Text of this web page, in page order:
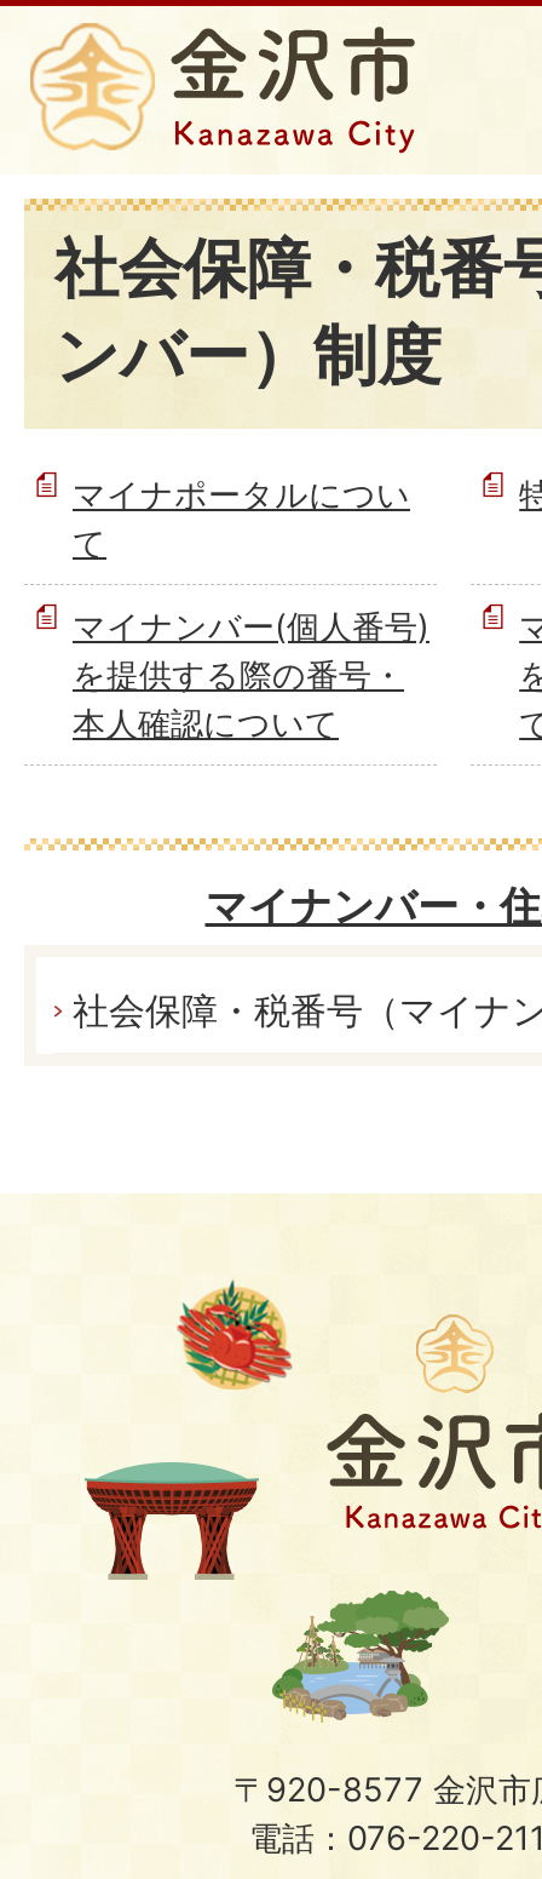
社会保障・税番
ンバー）制度
マイナポータルについ
て
マイナンバー(個人番号)
を提供する際の番号・
本人確認について
マイナンバー・
社会保障・税番号（マイナ
〒920-8577 金沢市
電話：076-220-